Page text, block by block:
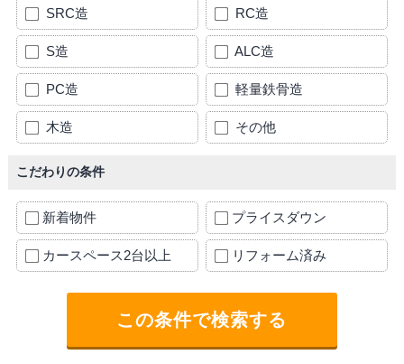
SRC造 RC造
S造 ALC造
PC造 軽量鉄骨造
木造 その他
こだわりの条件
新着物件 プライスダウン
カースペース2台以上 リフォーム済み